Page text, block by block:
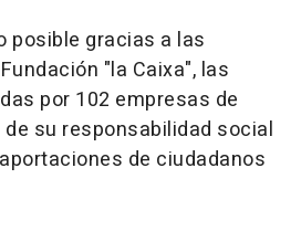
posible gracias a las
"la Caixa", las
por 102 empresas de
su responsabilidad social
de ciudadanos